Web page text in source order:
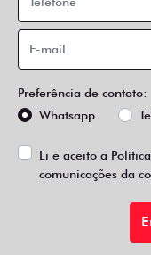
Preferência de contato:
Whatsapp
Li e aceito a
comunicações da